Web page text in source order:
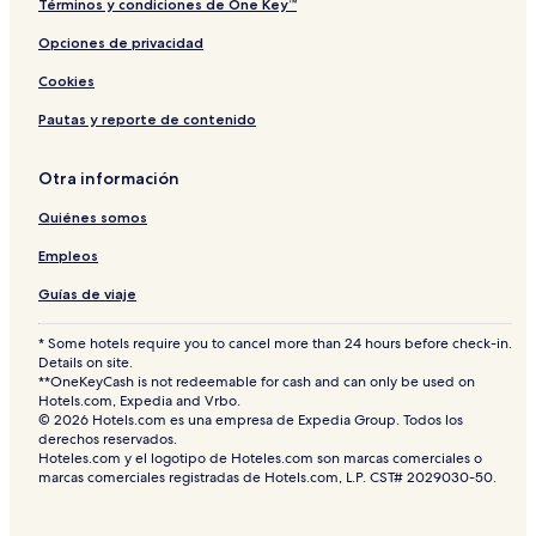
v
Y
+
8
)
Términos y condiciones de One Key™
Opciones de privacidad
Cookies
Pautas y reporte de contenido
Otra información
Quiénes somos
Empleos
Guías de viaje
* Some hotels require you to cancel more than 24 hours before check-in.
Details on site.
**OneKeyCash is not redeemable for cash and can only be used on
Hotels.com, Expedia and Vrbo.
© 2026 Hotels.com es una empresa de Expedia Group. Todos los
derechos reservados.
Hoteles.com y el logotipo de Hoteles.com son marcas comerciales o
marcas comerciales registradas de Hotels.com, L.P. CST# 2029030-50.